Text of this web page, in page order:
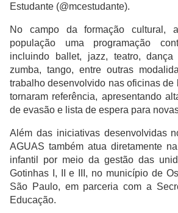
Estudante (@mcestudante).
No campo da formação cultural,
população uma programação
incluindo ballet, jazz, teatro,
zumba, tango, entre outras
trabalho desenvolvido nas oficinas de
tornaram referência, apresentando
de evasão e lista de espera para
Além das iniciativas desenvolvidas
AGUAS também atua diretamente
infantil por meio da gestão das
Gotinhas I, II e III, no município de
São Paulo, em parceria com a
Educação.